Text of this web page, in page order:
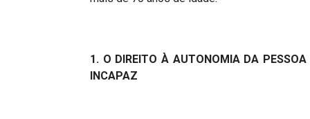
1. O DIREITO ÀAUTONOMIA DA PESSOA
INCAPAZ